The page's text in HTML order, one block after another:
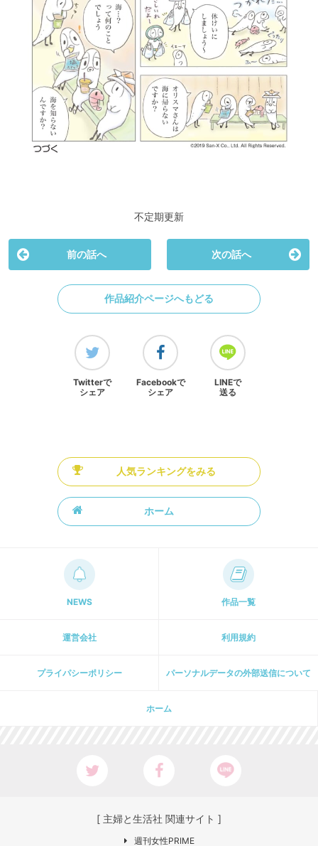
不定期更新
前の話へ 次の話へ
作品紹介ページへもどる
Twitterで
シェア
Facebookで
シェア
LINEで
送る
人気ランキングをみる
ホーム
NEWS 作品一覧
運営会社 利用規約
プライパシーポリシー パーソナルデータの外部送信について
ホーム
[ 主婦と生活社 関連サイト ]
週刊女性PRIME